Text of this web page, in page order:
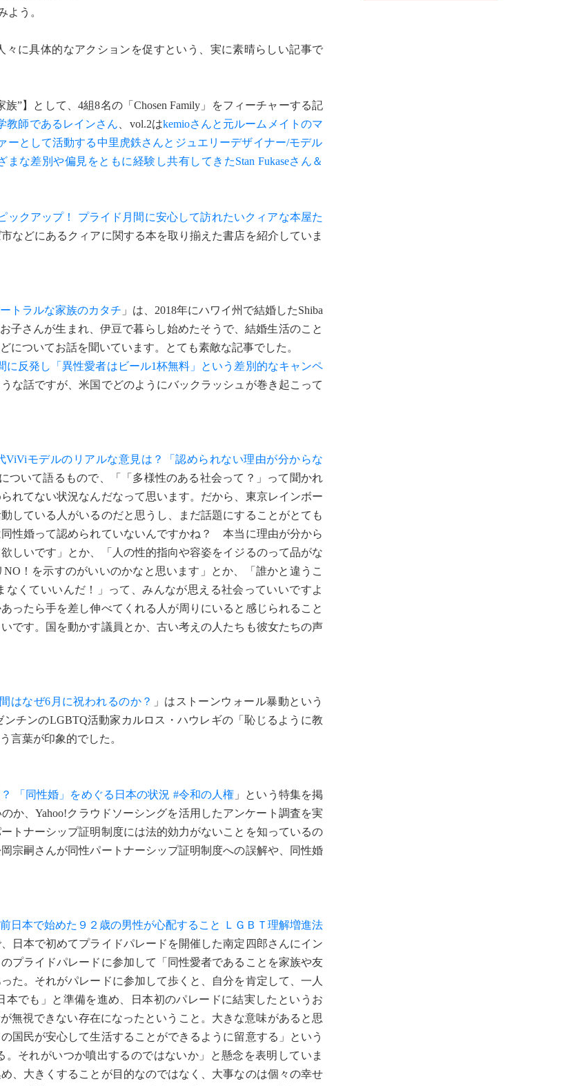
よう。
に具体的なアクションを促すという、実に素晴らしい記事で
”】として、4組8名の「Chosen Family」をフィーチャーする記
教師であるレインさん 、vol.2はkemioさんと元ルームメイトのマ
ーとして活動する中里虎鉄さんとジュエリーデザイナー/モデル
な差別や偏見をともに経験し共有してきたStan Fukaseさん＆
クアップ！ プライド月間に安心して訪れたいクィアな本屋た
などにあるクィアに関する本を取り揃えた書店を紹介していま
トラルな家族のカタチ 」は、2018年にハワイ州で結婚したShiba
子さんが生まれ、伊豆で暮らし始めたそうで、結婚生活のこと
ついてお話を聞いています。とても素敵な記事でした。
反発し「異性愛者はビール1杯無料」という差別的なキャンペ
な話ですが、米国でどのようにバックラッシュが巻き起こって
モデルのリアルな意見は？「認められない理由が分からな
ついて語るもので、「「多様性のある社会って？」って聞かれ
れてない状況なんだなって思います。だから、東京レインボー
している人がいるのだと思うし、まだ話題にすることがとても
性婚って認められていないんですかね？ 本当に理由が分から
しいです」とか、「人の性的指向や容姿をイジるのって品がな
！を示すのがいいのかなと思います」とか、「誰かと違うこ
くていいんだ！」って、みんなが思える社会っていいですよ
ったら手を差し伸べてくれる人が周りにいると感じられること
です。国を動かす議員とか、古い考えの人たちも彼女たちの声
はなぜ6月に祝われるのか？
」はストーンウォール暴動という
チンのLGBTQ活動家カルロス・ハウレギの「恥じるように教
言葉が印象的でした。
「同性婚」をめぐる日本の状況 #令和の人権 」という特集を掲
か、Yahoo!クラウドソーシングを活用したアンケート調査を実
トナーシップ証明制度には法的効力がないことを知っているの
宗嗣さんが同性パートナーシップ証明制度への誤解や、同性婚
日本で始めた９２歳の男性が心配すること ＬＧＢＴ理解増進法
、日本で初めてプライドパレードを開催した南定四郎さんにイン
プライドパレードに参加して「同性愛者であることを家族や友
た。それがパレードに参加して歩くと、自分を肯定して、一人
でも」と準備を進め、日本初のパレードに結実したというお
無視できない存在になったということ。大きな意味があると思
国民が安心して生活することができるように留意する」という
それがいつか噴出するのではないか」と懸念を表明していま
、大きくすることが目的なのではなく、大事なのは個々の幸せ